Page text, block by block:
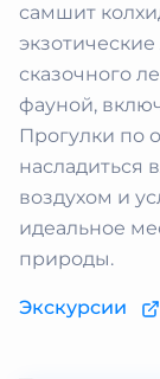
самшит
сказочного
фауной,
Прогулки по
насладиться
воздухом и
идеальное
природы.
Экскурсии